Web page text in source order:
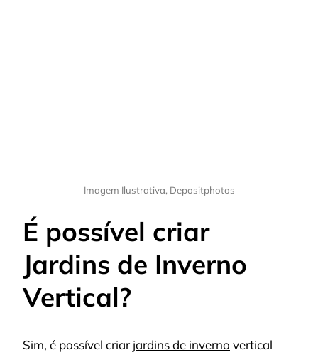
Imagem Ilustrativa, Depositphotos
É possível criar
Jardins de Inverno
Vertical?
Sim, é possível criar jardins de inverno vertical